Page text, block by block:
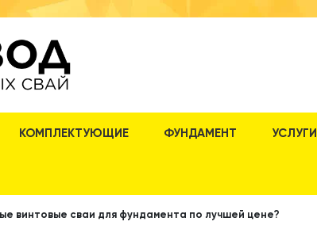
КОМПЛЕКТУЮЩИЕ ФУНДАМЕНТ УСЛУГИ
винтовые сваи для фундамента по лучшей цене?